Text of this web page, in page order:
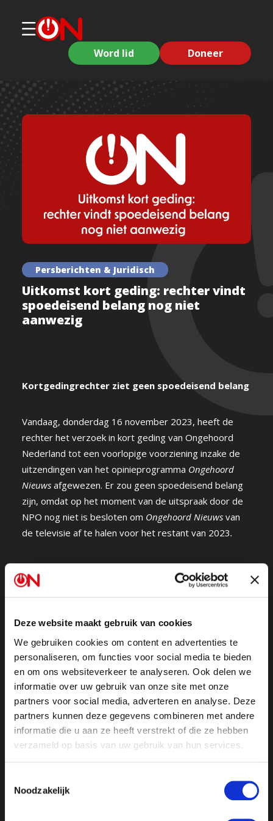
Deze website maakt gebruik van cookies
We gebruiken cookies om content en advertenties te
personaliseren, om functies voor social media te bieden
en om ons websiteverkeer te analyseren. Ook delen we
informatie over uw gebruik van onze site met onze
partners voor social media, adverteren en analyse. Deze
partners kunnen deze gegevens combineren met andere
informatie die u aan ze heeft verstrekt of die ze hebben
verzameld op basis van uw gebruik van hun services.
Noodzakelijk
Word lid Doneer
Persberichten & Juridisch
Uitkomst kort geding: rechter vindt
spoedeisend belang nog niet
aanwezig
Kortgedingrechter ziet geen spoedeisend belang
Vandaag, donderdag 16 november 2023, heeft de
rechter het verzoek in kort geding van Ongehoord
Nederland tot een voorlopige voorziening inzake de
uitzendingen van het opinieprogramma Ongehoord
Nieuws afgewezen. Er zou geen spoedeisend belang
zijn, omdat op het moment van de uitspraak door de
NPO nog niet is besloten om Ongehoord Nieuws van
de televisie af te halen voor het restant van 2023.
leiding van Frederieke Leeflang aanvullende
voorwaarden en voorschriften verbonden aan het
de tiende uitzending, die gepland stond op 5 oktober
2023, zou de NPO tussentijds beoordelen of
Ongehoord Nieuwsvoldoet aan deze voorwaarden en
voorschriften. Mocht dit niet het geval zijn, dan zou de
stekker uit het programma getrokken worden.
ON! besloot deze rigoureuze beslissing van de NPO
niet af te wachten en vroeg op 2 november 2023 bij
bevoegdheid bestaat.